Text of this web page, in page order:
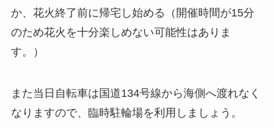
か、花火終了前に帰宅し始める（開催時間が15分
のため花火を十分楽しめない可能性はありま
す。）
また当日自転車は国道134号線から海側へ渡れなく
なりますので、臨時駐輪場を利用しましょう。